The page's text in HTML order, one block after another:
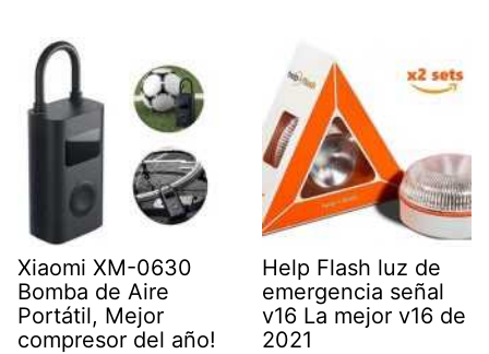
Xiaomi XM-0630
Bomba de Aire
Portátil, Mejor
compresor del año!
Help Flash luz de
emergencia señal
v16 La mejor v16 de
2021